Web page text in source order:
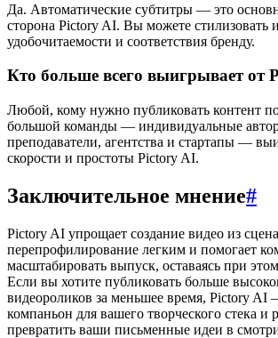
Да. Автоматические субтитры — это
сторона Pictory AI. Вы можете стилизовать
удобочитаемости и соответствия бренду.
Кто больше всего выигрывает от
Любой, кому нужно публиковать контент
большой команды — индивидуальные
преподаватели, агентства и стартапы —
скорости и простоты Pictory AI.
Заключительное мнение#
Pictory AI упрощает создание видео из
перепрофилирование легким и помогает
масштабировать выпуск, оставаясь при
Если вы хотите публиковать больше
видеороликов за меньшее время, Pictory
компаньон для вашего творческого стека и
превратить ваши письменные идеи в